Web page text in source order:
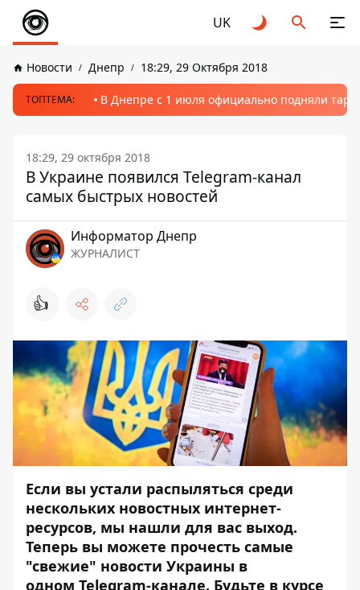
UK
Новости Днепр 18:29, 29 Октября 2018
ТОПТЕМА: В Днепре с 1 июля официально подняли
18:29, 29 октября 2018
В Украине появился Telegram-канал
самых быстрых новостей
Информатор Днепр
ЖУРНАЛИСТ
👍
Если вы устали распыляться среди
нескольких новостных интернет-
ресурсов, мы нашли для вас выход.
Теперь вы можете прочесть самые
"свежие" новости Украины в
одном Telegram-канале. Будьте в курсе